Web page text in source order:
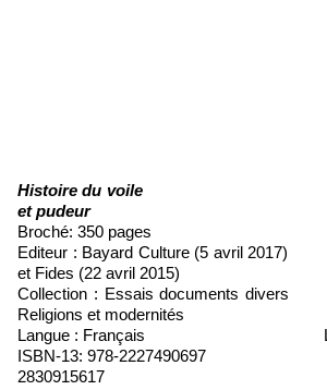
Histoire du
et pudeur
Broché: 350 pages
Editeur : Bayard Culture (5 avril
et Fides (22 avril 2015)
Collection : Essais documents
Religions et modernités
Langue : Français
ISBN-13:978-
2830915617